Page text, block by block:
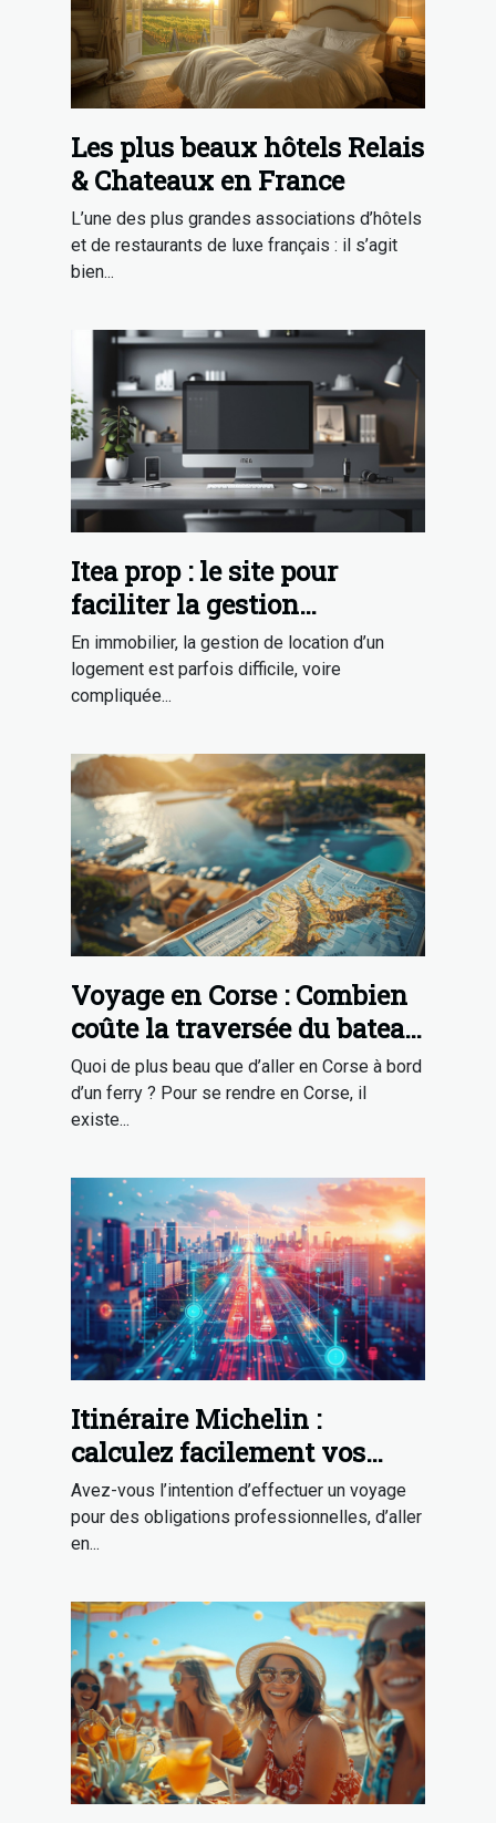
Les plus beaux hôtels Relais
& Chateaux en France
L’une des plus grandes associations d’hôtels
et de restaurants de luxe français : il s’agit
bien...
Itea prop : le site pour
faciliter la gestion
d’hébergement en gîtes
En immobilier, la gestion de location d’un
logement est parfois difficile, voire
compliquée...
Voyage en Corse : Combien
coûte la traversée du bateau
?
Quoi de plus beau que d’aller en Corse à bord
d’un ferry ? Pour se rendre en Corse, il
existe...
Itinéraire Michelin :
calculez facilement vos
trajets !
Avez-vous l’intention d’effectuer un voyage
pour des obligations professionnelles, d’aller
en...